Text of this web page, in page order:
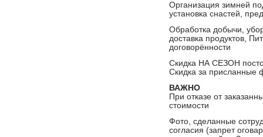
Организация зимней
установка снастей,
Обработка добычи,
доставка продуктов,
договорённости
Скидка НА СЕЗОН
Скидка за присланные
ВАЖНО
При отказе от
стоимости
Фото, сделанные
согласия (запрет